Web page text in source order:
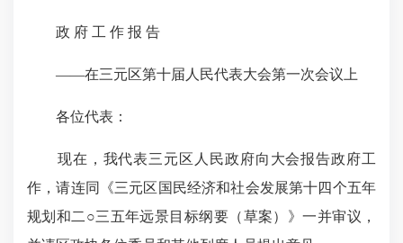
政 府 工 作 报 告
——在三元区第十届人民代表大会第一次会议上
各位代表：
现在，我代表三元区人民政府向大会报告政府工
作，请连同《三元区国民经济和社会发展第十四个五年
规划和二○三五年远景目标纲要（草案）》一并审议，